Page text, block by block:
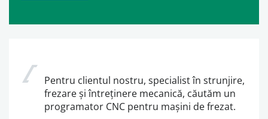
Pentru clientul nostru, specialist în strunjire,
frezare și întreținere mecanică, căutăm un
programator CNC pentru mașini de frezat.